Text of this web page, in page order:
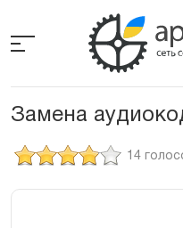
the
Замена
14